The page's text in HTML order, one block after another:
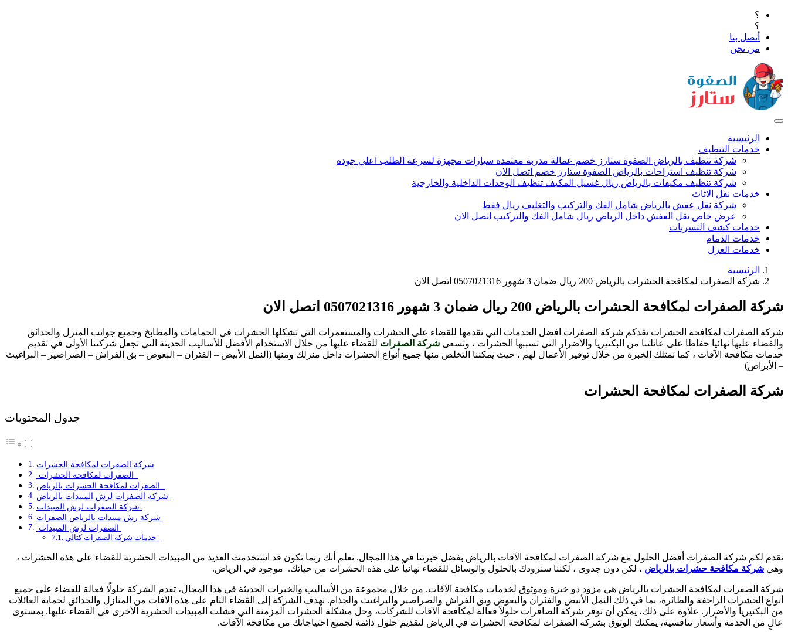
؟
؟
أتصل بنا
من نحن
الرئيسية
خدمات التنظيف
شركة تنظيف بالرياض الصفوة ستارز خصم عمالة مدربة معتمده سيارات مجهزة لسرعة الطلب اعلي جوده
شركة تنظيف استراحات بالرياض الصفوة ستارز خصم اتصل الان
شركة تنظيف مكيفات بالرياض ريال غسيل المكيف تنظيف الوحدات الداخلية والخارجية
خدمات نقل الاثاث
شركة نقل عفش بالرياض شامل الفك والتركيب والتغليف ريال فقط
عرض خاص نقل العفش داخل الرياض ريال شامل الفك والتركيب اتصل الان
خدمات كشف التسربات
خدمات الدمام
خدمات العزل
الرئيسية
شركة الصفرات لمكافحة الحشرات بالرياض 200 ريال ضمان 3 شهور 0507021316 اتصل الان
شركة الصفرات لمكافحة الحشرات بالرياض 200 ريال ضمان 3 شهور 0507021316 اتصل الان
شركة الصفرات لمكافحة الحشرات تقدكم شركة الصفرات افضل الخدمات التي نقدمها للقضاء على الحشرات والمستعمرات التي تشكلها الحشرات في الحمامات والمطابخ وجميع جوانب المنزل والحدائق
والقضاء عليها نهائيا حفاظا على عائلتنا من البكتيريا والأضرار التي تسببها الحشرات ، وتسعى شركة الصفرات للقضاء عليها من خلال الاستخدام الأفضل للأساليب الحديثة التي تجعل شركتنا الأولى في تقديم
خدمات مكافحة الآفات ، كما نمتلك الخبرة من خلال توفير الأعمال لهم ، حيث يمكننا التخلص منها جميع أنواع الحشرات داخل منزلك ومنها (النمل الأبيض – الفئران – البعوض – بق الفراش – الصراصير – البراغيث
– الأبراص)
شركة الصفرات لمكافحة الحشرات
جدول المحتويات
شركة الصفرات لمكافحة الحشرات
تقدم لكم شركة الصفرات أفضل الحلول مع شركة الصفرات لمكافحة الآفات بالرياض بفضل خبرتنا في هذا المجال. نعلم أنك ربما تكون قد استخدمت العديد من المبيدات الحشرية للقضاء على هذه الحشرات ،
وهي شركة مكافحة حشرات بالرياض ، لكن دون جدوى ، لكننا سنزودك بالحلول والوسائل للقضاء نهائياً على هذه الحشرات من حياتك. موجود في الرياض.
شركة الصفرات لمكافحة الحشرات بالرياض هي مزود ذو خبرة وموثوق لخدمات مكافحة الآفات. من خلال مجموعة من الأساليب والخبرات الحديثة في هذا المجال، تقدم الشركة حلولًا فعالة للقضاء على جميع
أنواع الحشرات الزاحفة والطائرة، بما في ذلك النمل الأبيض والفئران والبعوض وبق الفراش والصراصير والبراغيث والجذام. تهدف الشركة إلى القضاء التام على هذه الآفات من المنازل والحدائق لحماية العائلات
من البكتيريا والأضرار. علاوة على ذلك، يمكن أن توفر شركة الصافرات حلولاً فعالة لمكافحة الآفات للشركات، وحل مشكلة الحشرات المزمنة التي فشلت المبيدات الحشرية الأخرى في القضاء عليها. بمستوى
عالٍ من الخدمة وأسعار تنافسية، يمكنك الوثوق بشركة الصفرات لمكافحة الحشرات في الرياض لتقديم حلول دائمة لجميع احتياجاتك من مكافحة الآفات.